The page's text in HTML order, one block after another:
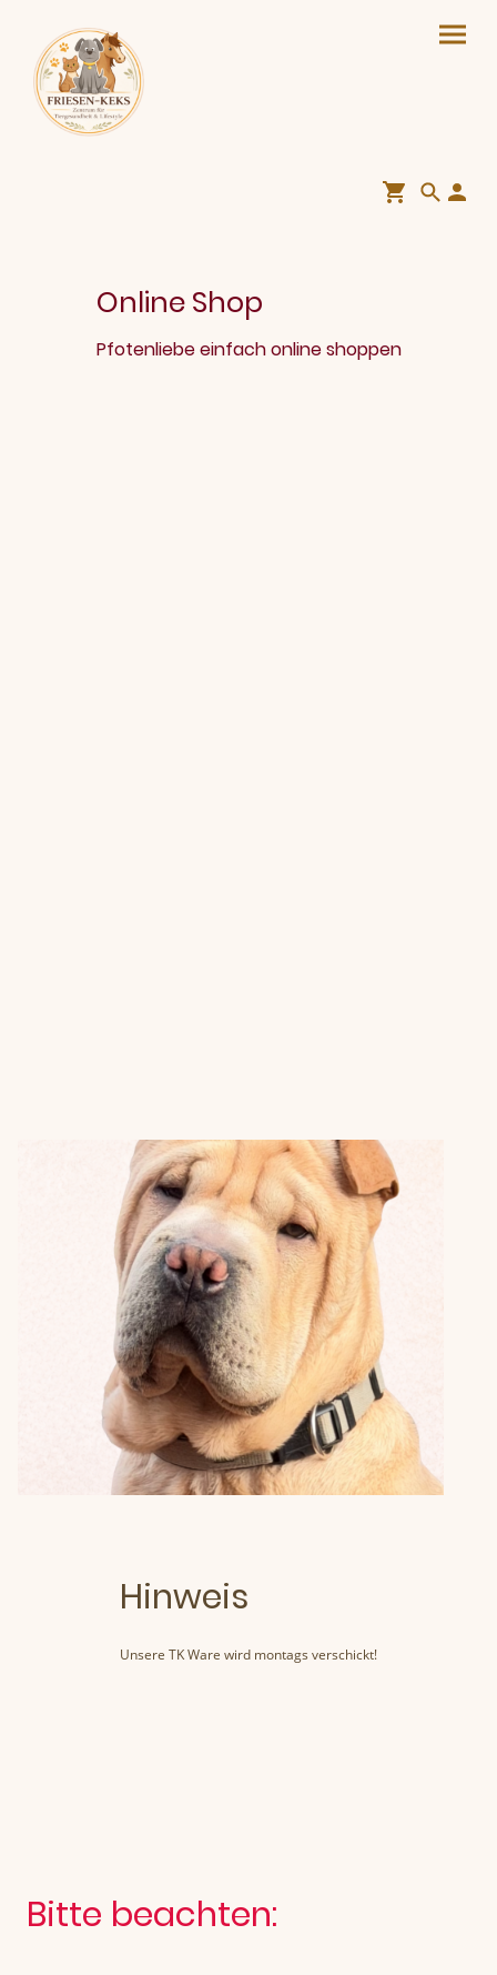
Online Shop
Pfotenliebe einfach online shoppen
Hinweis
Unsere TK Ware wird montags verschickt!
Bitte beachten: